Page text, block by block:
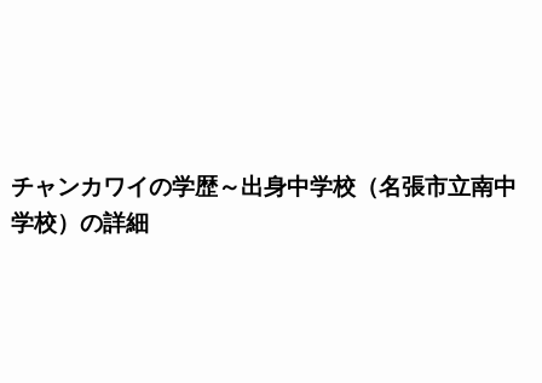
チャンカワイの学歴～出身中学校（名張市立南中
学校）の詳細